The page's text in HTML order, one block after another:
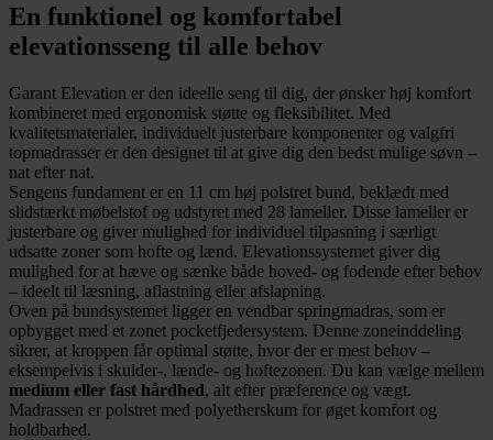
En funktionel og komfortabel
elevationsseng til alle behov
Garant Elevation er den ideelle seng til dig, der ønsker høj komfort
kombineret med ergonomisk støtte og fleksibilitet. Med
kvalitetsmaterialer, individuelt justerbare komponenter og valgfri
topmadrasser er den designet til at give dig den bedst mulige søvn –
nat efter nat.
Sengens fundament er en 11 cm høj polstret bund, beklædt med
slidstærkt møbelstof og udstyret med 28 lameller. Disse lameller er
justerbare og giver mulighed for individuel tilpasning i særligt
udsatte zoner som hofte og lænd. Elevationssystemet giver dig
mulighed for at hæve og sænke både hoved- og fodende efter behov
– ideelt til læsning, aflastning eller afslapning.
Oven på bundsystemet ligger en vendbar springmadras, som er
opbygget med et zonet pocketfjedersystem. Denne zoneinddeling
sikrer, at kroppen får optimal støtte, hvor der er mest behov –
eksempelvis i skulder-, lænde- og hoftezonen. Du kan vælge mellem
medium eller fast hårdhed, alt efter præference og vægt.
Madrassen er polstret med polyetherskum for øget komfort og
holdbarhed.